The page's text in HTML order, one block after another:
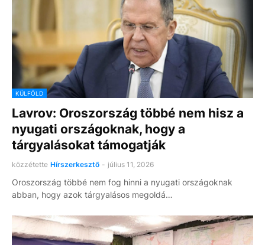
KÜLFÖLD
Lavrov: Oroszország többé nem hisz a
nyugati országoknak, hogy a
tárgyalásokat támogatják
közzétette Hírszerkesztő - július 11, 2026
Oroszország többé nem fog hinni a nyugati országoknak
abban, hogy azok tárgyalásos megoldá…